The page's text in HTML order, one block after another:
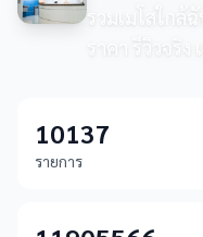
รวมเมโสใก
ราคา รีวิวจริง
10137
รายการ